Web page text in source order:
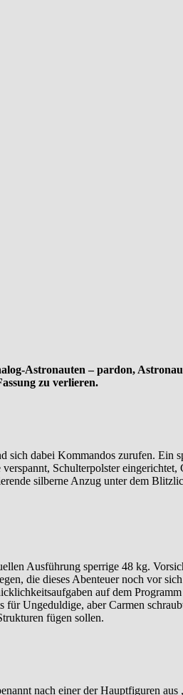
Astronauten – pardon,
zu verlieren.
dabei Kommandos zurufen. Ein
Schulterpolster
silberne Anzug unter dem
Ausführung sperrige 48 kg.
die dieses Abenteuer noch vor
auf dem
Ungeduldige, aber Carmen
fügen sollen.
nach einer der Hauptfiguren aus